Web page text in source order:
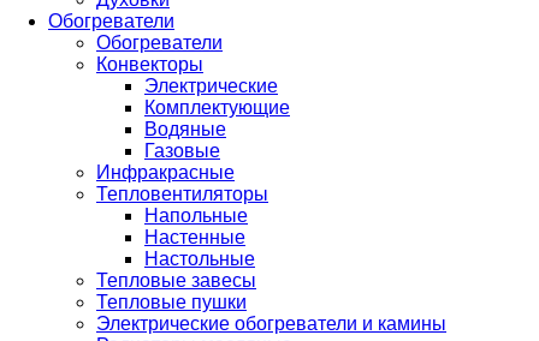
Обогреватели
Обогреватели
Конвекторы
Электрические
Комплектующие
Водяные
Газовые
Инфракрасные
Тепловентиляторы
Напольные
Настенные
Настольные
Тепловые завесы
Тепловые пушки
Электрические обогреватели и камины